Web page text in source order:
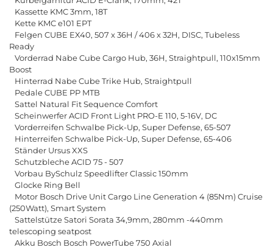
Kassette KMC 3mm, 18T
Kette KMC e101 EPT
Felgen CUBE EX40, 507 x 36H / 406 x 32H, DISC, Tubeless
Ready
Vorderrad Nabe Cube Cargo Hub, 36H, Straightpull, 110x15mm
Boost
Hinterrad Nabe Cube Trike Hub, Straightpull
Pedale CUBE PP MTB
Sattel Natural Fit Sequence Comfort
Scheinwerfer ACID Front Light PRO-E 110, 5-16V, DC
Vorderreifen Schwalbe Pick-Up, Super Defense, 65-507
Hinterreifen Schwalbe Pick-Up, Super Defense, 65-406
Ständer Ursus XXS
Schutzbleche ACID 75 - 507
Vorbau BySchulz Speedlifter Classic 150mm
Glocke Ring Bell
Motor Bosch Drive Unit Cargo Line Generation 4 (85Nm) Cruise
(250Watt), Smart System
Sattelstütze Satori Sorata 34,9mm, 280mm -440mm
telescoping seatpost
Akku Bosch Bosch PowerTube 750 Axial